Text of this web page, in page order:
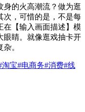
的火高潮流？做为逛
次，可惜的是，不是每
在【输入画面描述】模
眼睛。就像逛戏抽卡开
。
淘宝#电商务#消费#线